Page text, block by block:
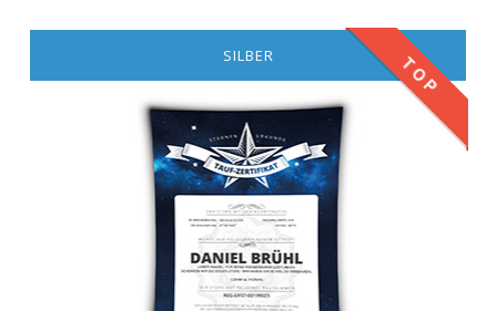
SILBER TOP